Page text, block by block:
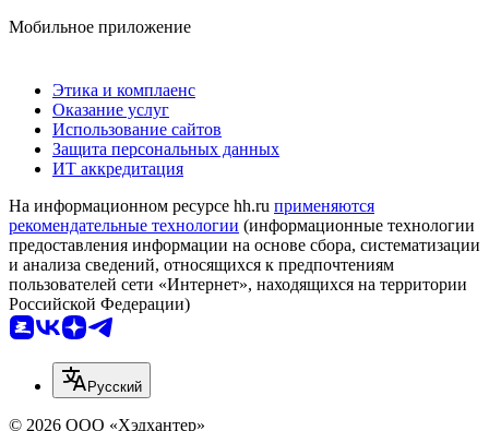
Мобильное приложение
Этика и комплаенс
Оказание услуг
Использование сайтов
Защита персональных данных
ИТ аккредитация
На информационном ресурсе hh.ru применяются
рекомендательные технологии (информационные технологии
предоставления информации на основе сбора, систематизации
и анализа сведений, относящихся к предпочтениям
пользователей сети «Интернет», находящихся на территории
Российской Федерации)
Русский
© 2026 ООО «Хэдхантер»